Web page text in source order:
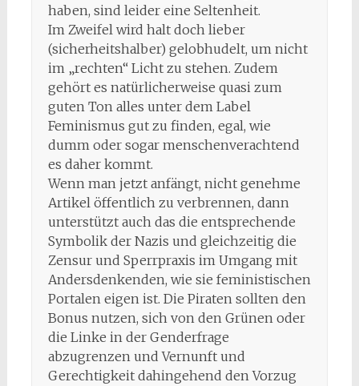
haben, sind leider eine Seltenheit.
Im Zweifel wird halt doch lieber
(sicherheitshalber) gelobhudelt, um nicht
im „rechten“ Licht zu stehen. Zudem
gehört es natürlicherweise quasi zum
guten Ton alles unter dem Label
Feminismus gut zu finden, egal, wie
dumm oder sogar menschenverachtend
es daher kommt.
Wenn man jetzt anfängt, nicht genehme
Artikel öffentlich zu verbrennen, dann
unterstützt auch das die entsprechende
Symbolik der Nazis und gleichzeitig die
Zensur und Sperrpraxis im Umgang mit
Andersdenkenden, wie sie feministischen
Portalen eigen ist. Die Piraten sollten den
Bonus nutzen, sich von den Grünen oder
die Linke in der Genderfrage
abzugrenzen und Vernunft und
Gerechtigkeit dahingehend den Vorzug